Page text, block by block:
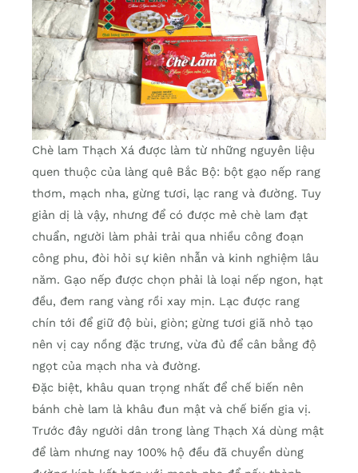
Chè lam Thạch Xá được làm từ những nguyên liệu
quen thuộc của làng quê Bắc Bộ: bột gạo nếp rang
thơm, mạch nha, gừng tươi, lạc rang và đường. Tuy
giản dị là vậy, nhưng để có được mẻ chè lam đạt
chuẩn, người làm phải trải qua nhiều công đoạn
công phu, đòi hỏi sự kiên nhẫn và kinh nghiệm lâu
năm. Gạo nếp được chọn phải là loại nếp ngon, hạt
đều, đem rang vàng rồi xay mịn. Lạc được rang
chín tới để giữ độ bùi, giòn; gừng tươi giã nhỏ tạo
nên vị cay nồng đặc trưng, vừa đủ để cân bằng độ
ngọt của mạch nha và đường.
Đặc biệt, khâu quan trọng nhất để chế biến nên
bánh chè lam là khâu đun mật và chế biến gia vị.
Trước đây người dân trong làng Thạch Xá dùng mật
để làm nhưng nay 100% hộ đều đã chuyển dùng